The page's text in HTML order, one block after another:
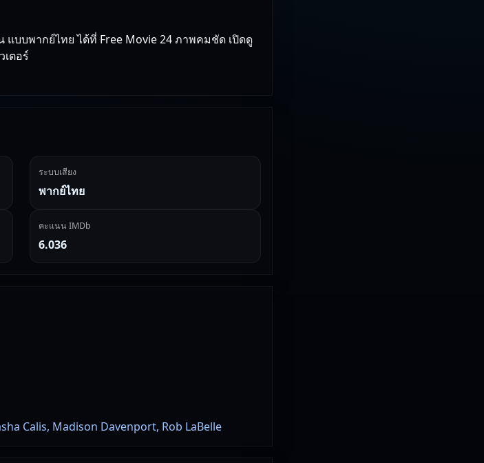
แบบพากย์ไทย ได้ที่ Free Movie 24 ภาพคมชัด เปิดดู
ตอร์
ระบบเสียง
พากย์ไทย
คะแนน IMDb
6.036
Calis, Madison Davenport, Rob LaBelle